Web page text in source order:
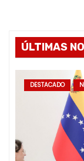
ÚLTIMAS
DESTACADO